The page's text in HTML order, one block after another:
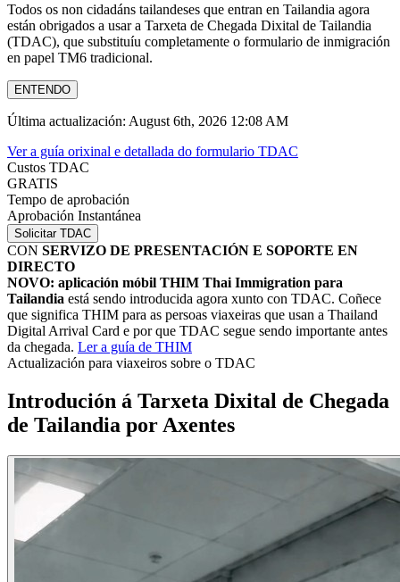
Todos os non cidadáns tailandeses que entran en Tailandia agora
están obrigados a usar a Tarxeta de Chegada Dixital de Tailandia
(TDAC), que substituíu completamente o formulario de inmigración
en papel TM6 tradicional.
ENTENDO
Última actualización: August 6th, 2026 12:08 AM
Ver a guía orixinal e detallada do formulario TDAC
Custos TDAC
GRATIS
Tempo de aprobación
Aprobación Instantánea
Solicitar TDAC
CON SERVIZO DE PRESENTACIÓN E SOPORTE EN
DIRECTO
NOVO: aplicación móbil THIM Thai Immigration para
Tailandia está sendo introducida agora xunto con TDAC. Coñece
que significa THIM para as persoas viaxeiras que usan a Thailand
Digital Arrival Card e por que TDAC segue sendo importante antes
da chegada. Ler a guía de THIM
Actualización para viaxeiros sobre o TDAC
Introdución á Tarxeta Dixital de Chegada
de Tailandia por Axentes